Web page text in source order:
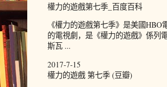
權力的遊戲第七季_百度百科
《權力的遊戲第七季》是美國
的電視劇，是《權力的遊戲》係列
斯瓦 ...
2017-7-15
權力的遊戲 第七季 (豆瓣)